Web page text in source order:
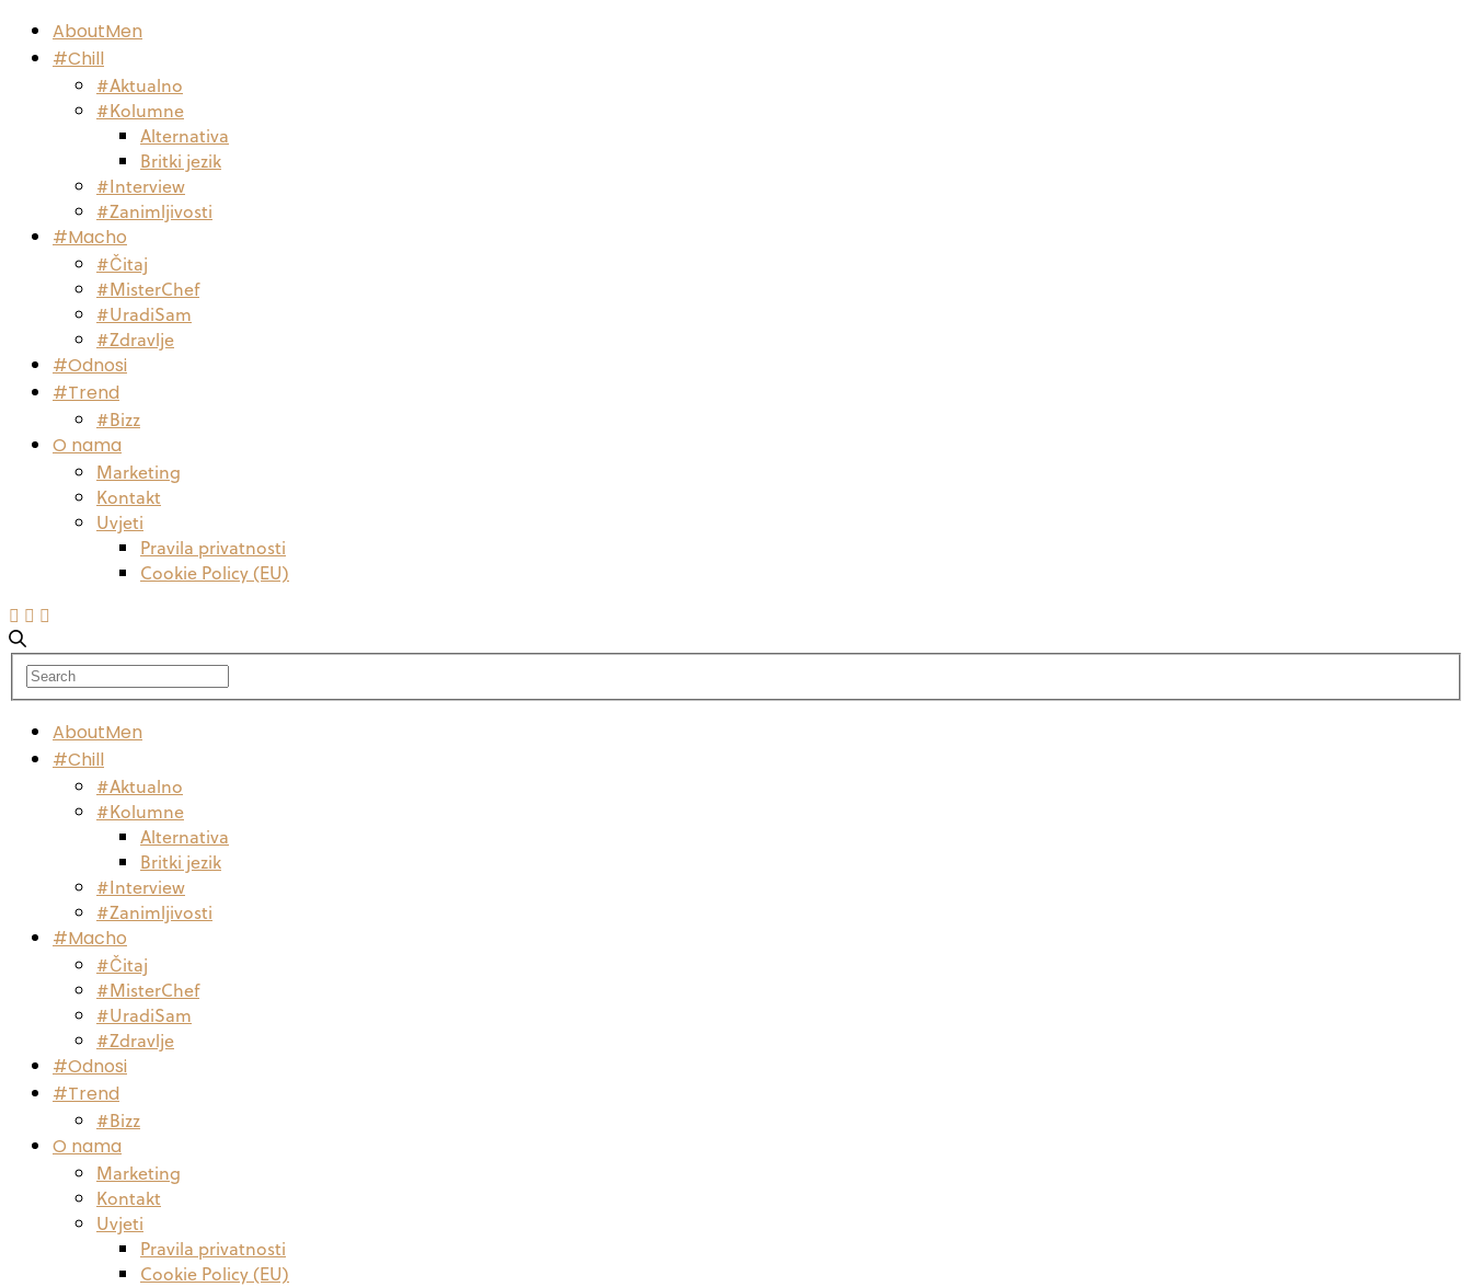
AboutMen
#Chill
#Aktualno
#Kolumne
Alternativa
Britki jezik
#Interview
#Zanimljivosti
#Macho
#Čitaj
#MisterChef
#UradiSam
#Zdravlje
#Odnosi
#Trend
#Bizz
O nama
Marketing
Kontakt
Uvjeti
Pravila privatnosti
Cookie Policy (EU)
AboutMen
#Chill
#Aktualno
#Kolumne
Alternativa
Britki jezik
#Interview
#Zanimljivosti
#Macho
#Čitaj
#MisterChef
#UradiSam
#Zdravlje
#Odnosi
#Trend
#Bizz
O nama
Marketing
Kontakt
Uvjeti
Pravila privatnosti
Cookie Policy (EU)